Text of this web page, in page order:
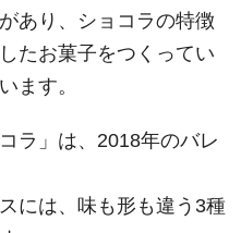
あり、ショコラの特徴
たお菓子をつくってい
ます。
ラ」は、2018年のバレ
には、味も形も違う3種